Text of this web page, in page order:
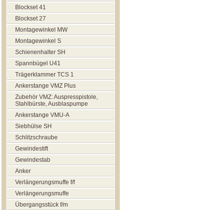
Blockset 41
Blockset 27
Montagewinkel MW
Montagewinkel S
Schienenhalter SH
Spannbügel U41
Trägerklammer TCS 1
Ankerstange VMZ Plus
Zubehör VMZ: Auspresspistole,
Stahlbürste, Ausblaspumpe
Ankerstange VMU-A
Siebhülse SH
Schlitzschraube
Gewindestift
Gewindestab
Anker
Verlängerungsmuffe f/f
Verlängerungsmuffe
Übergangsstück f/m